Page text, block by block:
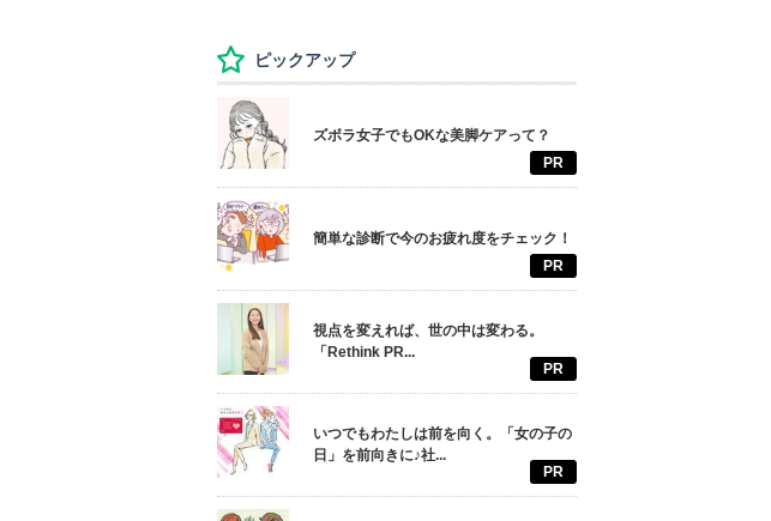
ピックアップ
ズボラ女子でもOKな美脚ケアって？
PR
簡単な診断で今のお疲れ度をチェック！
PR
視点を変えれば、世の中は変わる。
「Rethink PR...
PR
いつでもわたしは前を向く。「女の子の
日」を前向きに♪社...
PR